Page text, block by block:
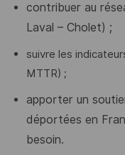
contribuer au
Laval – Cholet) ;
suivre les
MTTR) ;
apporter un
déportées en
besoin.